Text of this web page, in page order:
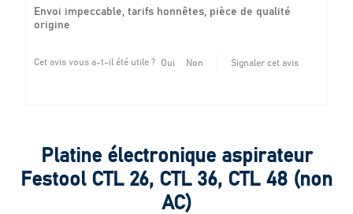
Envoi impeccable, tarifs honnêtes, pièce de qualité
origine
Cet avis vous a-t-il été utile ? Oui Non Signaler cet avis
Platine électronique aspirateur
Festool CTL 26, CTL 36, CTL 48 (non
AC)